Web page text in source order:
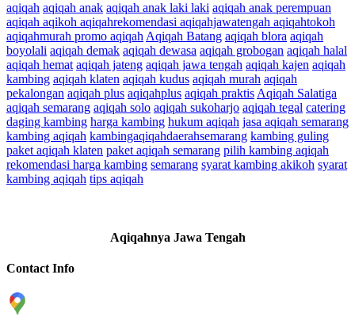
aqiqah aqiqah anak aqiqah anak laki laki aqiqah anak perempuan
aqiqah aqikoh aqiqahrekomendasi aqiqahjawatengah aqiqahtokoh
aqiqahmurah promo aqiqahAqiqah Batang aqiqah blora aqiqah
boyolali aqiqah demak aqiqah dewasa aqiqah grobogan aqiqah halal
aqiqah hemat aqiqah jateng aqiqah jawa tengah aqiqah kajen aqiqah
kambing aqiqah klaten aqiqah kudus aqiqah murah aqiqah
pekalongan aqiqah plus aqiqahplus aqiqah praktisAqiqah Salatiga
aqiqah semarang aqiqah solo aqiqah sukoharjo aqiqah tegal catering
daging kambing harga kambing hukum aqiqah jasa aqiqah semarang
kambing aqiqah kambingaqiqahdaerahsemarang kambing guling
paket aqiqah klaten paket aqiqah semarang pilih kambing aqiqah
rekomendasi harga kambing semarang syarat kambing akikoh syarat
kambing aqiqah tips aqiqah
Aqiqahnya Jawa Tengah
Contact Info